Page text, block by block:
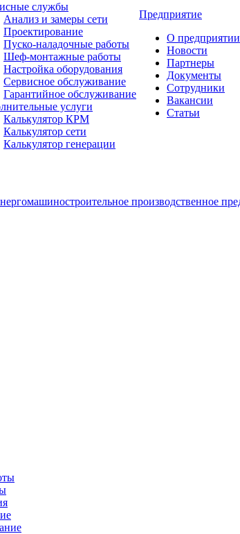
службы
Анализ и замеры сети
Проектирование
Пуско-наладочные работы
Шеф-монтажные работы
Настройка оборудования
Сервисное обслуживание
Гарантийное обслуживание
услуги
Калькулятор КРМ
Калькулятор сети
Калькулятор генерации
Предприятие
О предприятии
Новости
Партнеры
Документы
Сотрудники
Вакансии
Статьи